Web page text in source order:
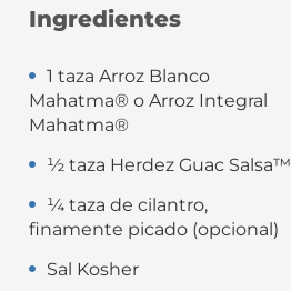
Ingredientes
1 taza Arroz Blanco
Mahatma® o Arroz Integral
Mahatma®
½ taza Herdez Guac Salsa™
¼ taza de cilantro,
finamente picado (opcional)
Sal Kosher